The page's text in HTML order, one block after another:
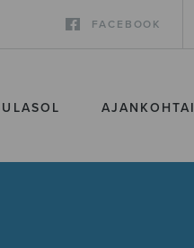
FACEBOOK